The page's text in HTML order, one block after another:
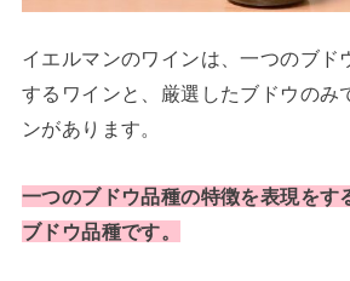
イエルマンのワインは、一つのブド
するワインと、厳選したブドウのみ
ンがあります。
一つのブドウ品種の特徴を表現をす
ブドウ品種です。